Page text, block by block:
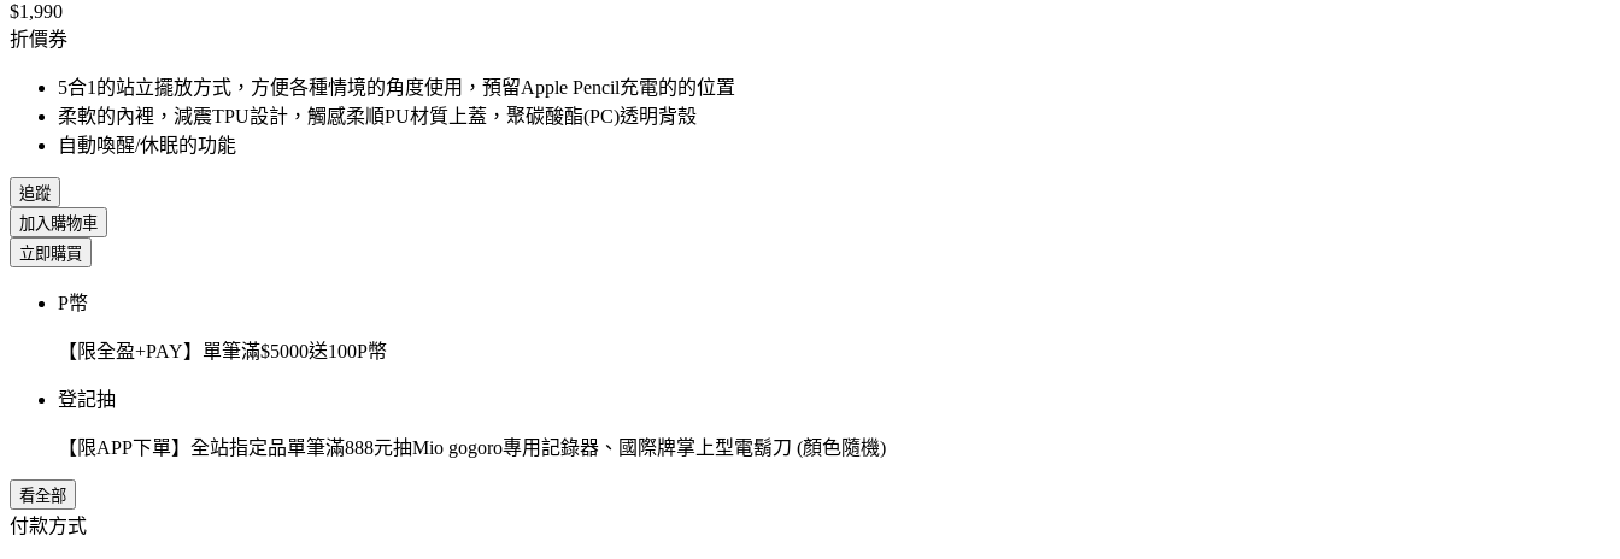
$1,990
折價券
5合1的站立擺放方式，方便各種情境的角度使用，預留Apple Pencil充電的的位置
柔軟的內裡，減震TPU設計，觸感柔順PU材質上蓋，聚碳酸酯(PC)透明背殼
自動喚醒/休眠的功能
追蹤
加入購物車
立即購買
P幣
【限全盈+PAY】單筆滿$5000送100P幣
登記抽
【限APP下單】全站指定品單筆滿888元抽Mio gogoro專用記錄器、國際牌掌上型電鬍刀 (顏色隨機)
看全部
付款方式